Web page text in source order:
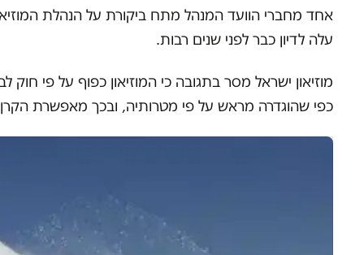
אחד מחברי הוועד המנהל מתח ביקורת על הנהלת
עלה לדיון כבר לפני שנים רבות.
מוזיאון ישראל מסר בתגובה כי המוזיאון כפוף על פי
כפי שהוגדרה מראש על פי מטרותיה, ובכך מאפשרת הקרן